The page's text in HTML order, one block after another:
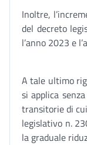
Inoltre,
del decreto
l’anno 2023 e
A tale ultimo
si applica
transitorie di
legislativo n.
la graduale